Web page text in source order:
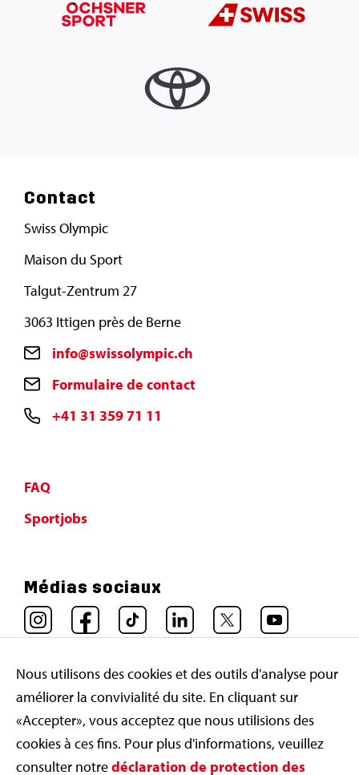
Nous utilisons des cookies et des outils d'analyse pour
améliorer la convivialité du site. En cliquant sur
«Accepter», vous acceptez que nous utilisions des
cookies à ces fins. Pour plus d'informations, veuillez
consulter notredéclaration de protection des
Contact
Swiss Olympic
Maison du Sport
Talgut-Zentrum 27
3063 Ittigen près de Berne
info@swissolympic.ch
Formulaire de contact
+41 31 359 71 11
FAQ
Sportjobs
Médias sociaux
© 2016 Swiss Olympic 2026| Impressum |